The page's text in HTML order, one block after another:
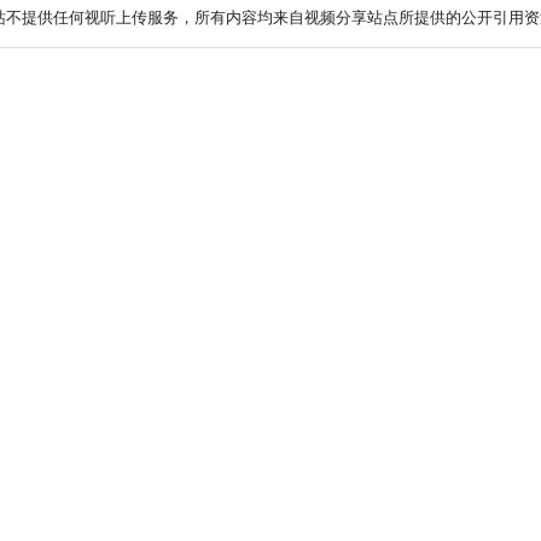
不提供任何视听上传服务，所有内容均来自视频分享站点所提供的公开引用资